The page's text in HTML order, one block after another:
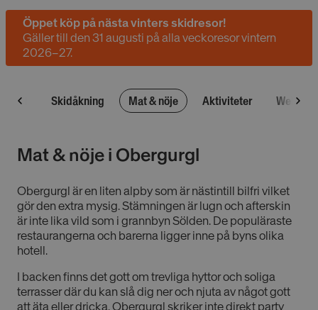
Öppet köp på nästa vinters skidresor!
Gäller till den 31 augusti på alla veckoresor vintern
2026–27.
Skidåkning Mat & nöje Aktiviteter
Mat & nöje i Obergurgl
Obergurgl är en liten alpby som är nästintill bilfri vilket
gör den extra mysig. Stämningen är lugn och afterskin
är inte lika vild som i grannbyn Sölden. De populäraste
restaurangerna och barerna ligger inne på byns olika
hotell.
I backen finns det gott om trevliga hyttor och soliga
terrasser där du kan slå dig ner och njuta av något gott
att äta eller dricka. Obergurgl skriker inte direkt party